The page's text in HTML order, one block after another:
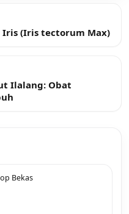
Iris (Iris tectorum Max)
Ilalang: Obat
Bekas